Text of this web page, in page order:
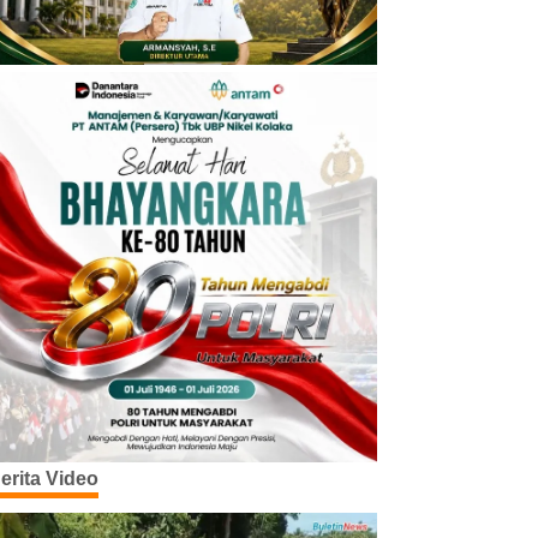
Video